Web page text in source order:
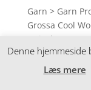
Garn > Garn
Grossa Cool
Unicolor
Garn > Garn
Grossa Cool
Denne hjemmeside
Læs mere